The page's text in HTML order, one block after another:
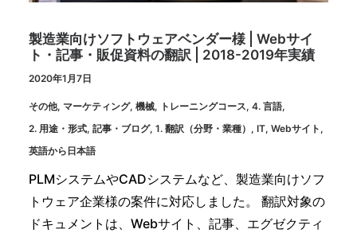
製造業向けソフトウェアベンダー様 | Webサイ
ト・記事・販促資料の翻訳 | 2018-2019年実績
2020年1月7日
その他, マーケティング, 機械, トレーニングコース, 4. 言語,
2. 用途・形式, 記事・ブログ, 1. 翻訳（分野・業種） , IT, Webサイト ,
英語から日本語
PLMシステムやCADシステムなど、製造業向けソフ
トウェア企業様の案件に対応しました。 翻訳対象の
ドキュメントは、Webサイト、記事、エグゼクティ